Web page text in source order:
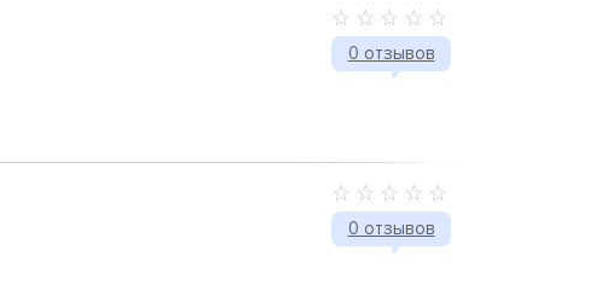
0 отзывов
0 отзывов